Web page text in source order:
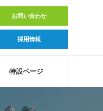
お問い合わせ
採用情報
特設ページ